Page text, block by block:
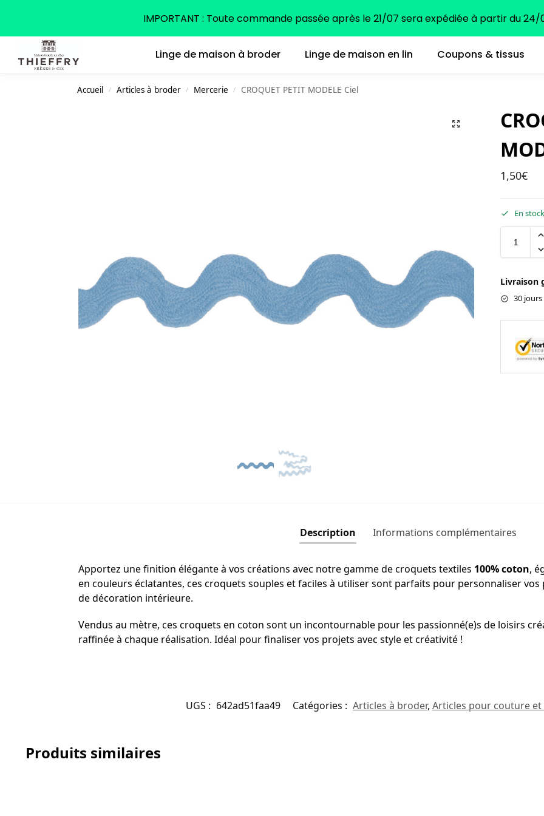
Linge de maison à broder Linge de maison en lin Coupons & tissus
Accueil / Articles à broder / Mercerie / CROQUET PETIT MODELE Ciel
1,50€
En
Livraison
30 jours
Description Informations complémentaires
Apportez une finition élégante à vos créations avec notre gamme de croquets textiles 100% coton,
en couleurs éclatantes, ces croquets souples et faciles à utiliser sont parfaits pour personnaliser
de décoration intérieure.
Vendus au mètre, ces croquets en coton sont un incontournable pour les passionné(e)s de loisirs
raffinée à chaque réalisation. Idéal pour finaliser vos projets avec style et créativité !
UGS : 642ad51faa49 Catégories : Articles à broder, Articles pour couture
Produits similaires
IMPORTANT : Toute commande passée après le 21/07 sera expédiée à partir du